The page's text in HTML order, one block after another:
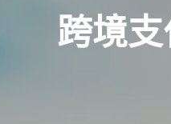
跨境